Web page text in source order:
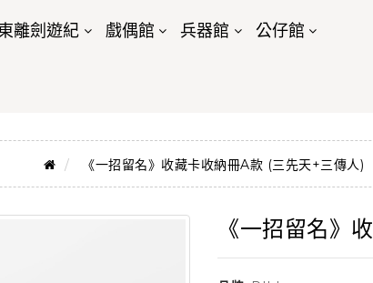
離劍遊紀 戲偶館 兵器館 公仔館
《一招留名》收藏卡收納冊A款 (三先天+三傳人)
《一招留名》